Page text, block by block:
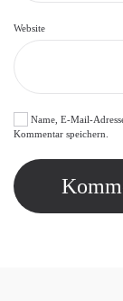
Website
Name, E-Mail-
Kommentar speichern.